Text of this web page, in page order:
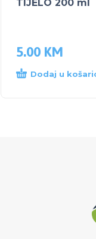
TIJELO 200 ml
5.00 KM
Dodaj u